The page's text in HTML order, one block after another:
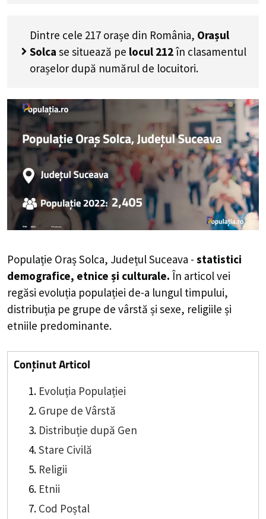
Dintre cele 217 orașe din România, Orașul
Solca se situează pe locul 212în clasamentul
orașelor după numărul de locuitori.
Populație Oraș Solca, Județul Suceava - statistici
demografice, etnice și culturale. În articol vei
regăsi evoluția populației de-a lungul timpului,
distribuția pe grupe de vârstă și sexe, religiile și
etniile predominante.
Conținut Articol
Evoluția Populației
Grupe de Vârstă
Distribuție după Gen
Stare Civilă
Religii
Etnii
Cod Poștal